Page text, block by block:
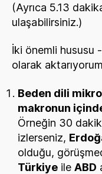
(Ayrıca 5.13
ulaşabilirsiniz.)
İki önemli hususu
olarak
Beden dili
makronun
Örneğin 30
izlerseniz,
olduğu,
Türkiye ile ABD